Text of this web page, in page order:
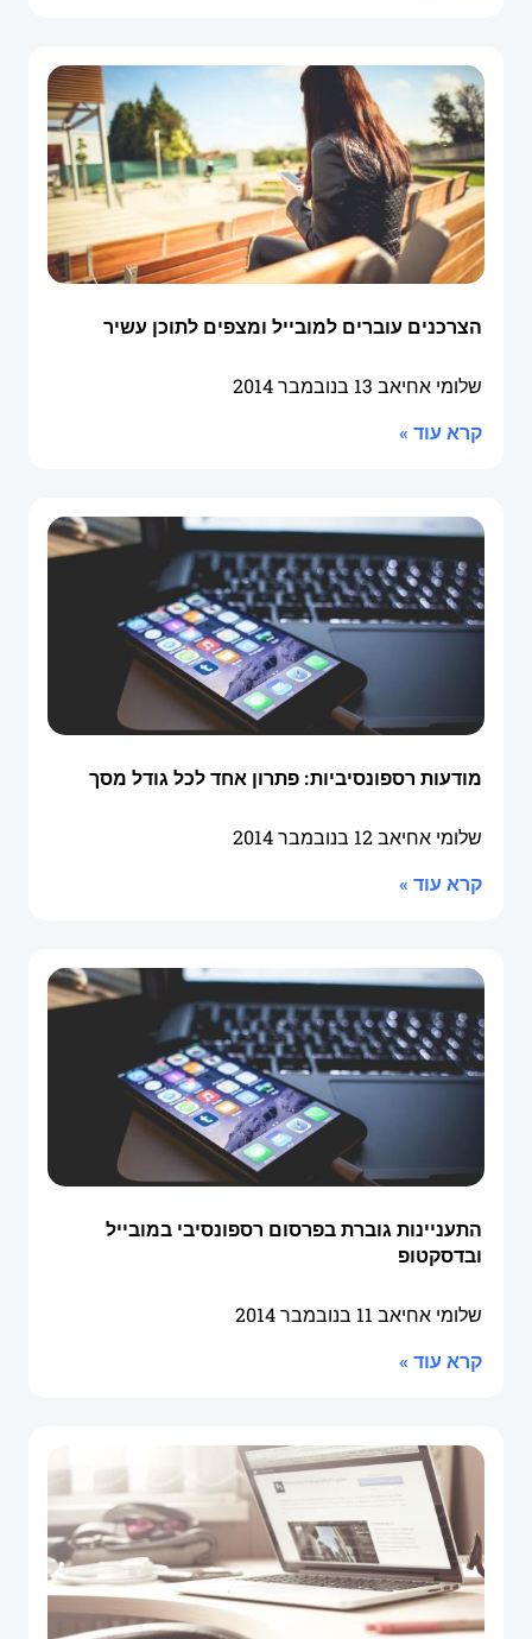
הצרכנים עוברים למובייל ומצפים לתוכן עשיר
שלומי אחיאב 13 בנובמבר 2014
קרא עוד »
מודעות רספונסיביות: פתרון אחד לכל גודל מסך
שלומי אחיאב12 בנובמבר 2014
קרא עוד »
התעניינות גוברת בפרסום רספונסיבי במובייל
ובדסקטופ
שלומי אחיאב 11 בנובמבר 2014
קרא עוד »